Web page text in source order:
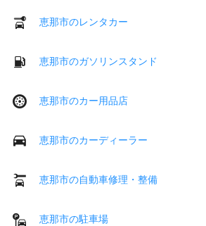
恵那市のレンタカー
恵那市のガソリンスタンド
恵那市のカー用品店
恵那市のカーディーラー
恵那市の自動車修理・整備
恵那市の駐車場